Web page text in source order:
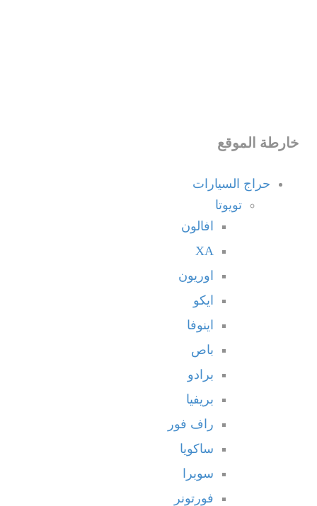
خارطة الموقع
حراج السيارات
تويوتا
افالون
XA
اوريون
ايكو
اينوفا
باص
برادو
بريفيا
راف فور
ساكويا
سوبرا
فورتونر